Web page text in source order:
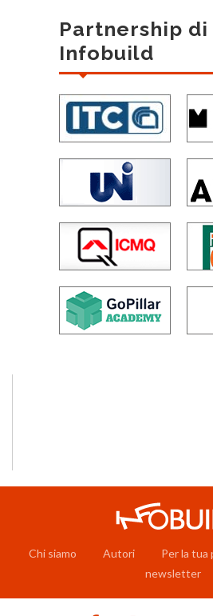
Partnership di
Infobuild
Chi siamo Autori Per la tua
newsletter